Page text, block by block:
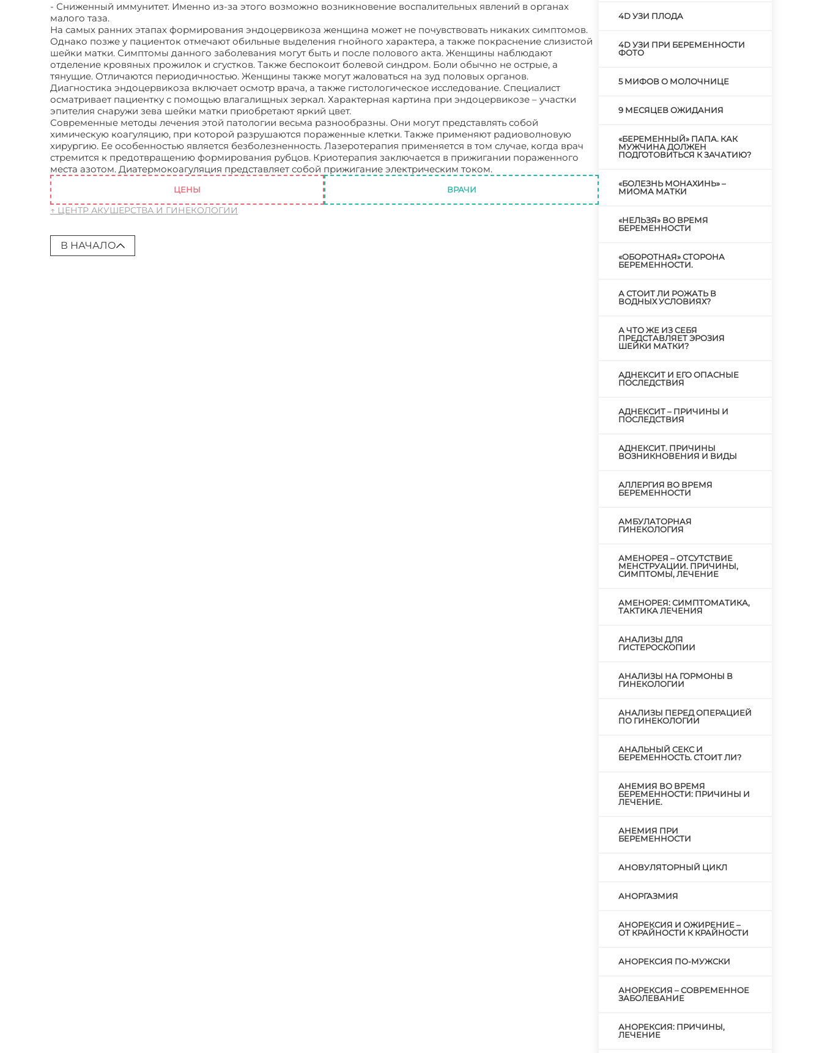
- Сниженный иммунитет. Именно из-за этого возможно возникновение воспалительных явлений в органах
малого таза.
На самых ранних этапах формирования эндоцервикоза женщина может не почувствовать никаких симптомов.
Однако позже у пациенток отмечают обильные выделения гнойного характера, а также покраснение слизистой
шейки матки. Симптомы данного заболевания могут быть и после полового акта. Женщины наблюдают
отделение кровяных прожилок и сгустков. Также беспокоит болевой синдром. Боли обычно не острые, а
тянущие. Отличаются периодичностью. Женщины также могут жаловаться на зуд половых органов.
Диагностика эндоцервикоза включает осмотр врача, а также гистологическое исследование. Специалист
осматривает пациентку с помощью влагалищных зеркал. Характерная картина при эндоцервикозе – участки
эпителия снаружи зева шейки матки приобретают яркий цвет.
Современные методы лечения этой патологии весьма разнообразны. Они могут представлять собой
химическую коагуляцию, при которой разрушаются пораженные клетки. Также применяют радиоволновую
хирургию. Ее особенностью является безболезненность. Лазеротерапия применяется в том случае, когда врач
стремится к предотвращению формирования рубцов. Криотерапия заключается в прижигании пораженного
места азотом. Диатермокоагуляция представляет собой прижигание электрическим током.
ЦЕНЫ ВРАЧИ
↑ ЦЕНТР АКУШЕРСТВА И ГИНЕКОЛОГИИ
В НАЧАЛО
4D УЗИ ПЛОДА
4D УЗИ ПРИ БЕРЕМЕННОСТИ
ФОТО
5 МИФОВ О МОЛОЧНИЦЕ
9 МЕСЯЦЕВ ОЖИДАНИЯ
«БЕРЕМЕННЫЙ» ПАПА. КАК
МУЖЧИНА ДОЛЖЕН
ПОДГОТОВИТЬСЯ К ЗАЧАТИЮ?
«БОЛЕЗНЬ МОНАХИНЬ» –
МИОМА МАТКИ
«НЕЛЬЗЯ» ВО ВРЕМЯ
БЕРЕМЕННОСТИ
«ОБОРОТНАЯ» СТОРОНА
БЕРЕМЕННОСТИ.
А СТОИТ ЛИ РОЖАТЬ В
ВОДНЫХ УСЛОВИЯХ?
А ЧТО ЖЕ ИЗ СЕБЯ
ПРЕДСТАВЛЯЕТ ЭРОЗИЯ
ШЕЙКИ МАТКИ?
АДНЕКСИТ И ЕГО ОПАСНЫЕ
ПОСЛЕДСТВИЯ
АДНЕКСИТ – ПРИЧИНЫ И
ПОСЛЕДСТВИЯ
АДНЕКСИТ. ПРИЧИНЫ
ВОЗНИКНОВЕНИЯ И ВИДЫ
АЛЛЕРГИЯ ВО ВРЕМЯ
БЕРЕМЕННОСТИ
АМБУЛАТОРНАЯ
ГИНЕКОЛОГИЯ
АМЕНОРЕЯ – ОТСУТСТВИЕ
МЕНСТРУАЦИИ. ПРИЧИНЫ,
СИМПТОМЫ, ЛЕЧЕНИЕ
АМЕНОРЕЯ: СИМПТОМАТИКА,
ТАКТИКА ЛЕЧЕНИЯ
АНАЛИЗЫ ДЛЯ
ГИСТЕРОСКОПИИ
АНАЛИЗЫ НА ГОРМОНЫ В
ГИНЕКОЛОГИИ
АНАЛИЗЫ ПЕРЕД ОПЕРАЦИЕЙ
ПО ГИНЕКОЛОГИИ
АНАЛЬНЫЙ СЕКС И
БЕРЕМЕННОСТЬ. СТОИТ ЛИ?
АНЕМИЯ ВО ВРЕМЯ
БЕРЕМЕННОСТИ: ПРИЧИНЫ И
ЛЕЧЕНИЕ.
АНЕМИЯ ПРИ
БЕРЕМЕННОСТИ
АНОВУЛЯТОРНЫЙ ЦИКЛ
АНОРГАЗМИЯ
АНОРЕКСИЯ И ОЖИРЕНИЕ –
ОТ КРАЙНОСТИ К КРАЙНОСТИ
АНОРЕКСИЯ ПО-МУЖСКИ
АНОРЕКСИЯ – СОВРЕМЕННОЕ
ЗАБОЛЕВАНИЕ
АНОРЕКСИЯ: ПРИЧИНЫ,
ЛЕЧЕНИЕ